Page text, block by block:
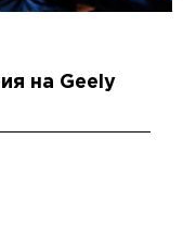
на Geely